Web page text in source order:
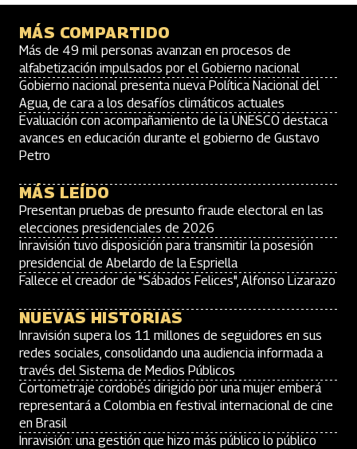
MÁS COMPARTIDO
Más de 49 mil personas avanzan en procesos de
alfabetización impulsados por el Gobierno nacional
Gobierno nacional presenta nueva Política Nacional del
Agua, de cara a los desafíos climáticos actuales
Evaluación con acompañamiento de la UNESCO destaca
avances en educación durante el gobierno de Gustavo
Petro
MÁS LEÍDO
Presentan pruebas de presunto fraude electoral en las
elecciones presidenciales de 2026
Inravisión tuvo disposición para transmitir la posesión
presidencial de Abelardo de la Espriella
Fallece el creador de "Sábados Felices", Alfonso Lizarazo
NUEVAS HISTORIAS
Inravisión supera los 11 millones de seguidores en sus
redes sociales, consolidando una audiencia informada a
través del Sistema de Medios Públicos
Cortometraje cordobés dirigido por una mujer emberá
representará a Colombia en festival internacional de cine
en Brasil
Inravisión: una gestión que hizo más público lo público